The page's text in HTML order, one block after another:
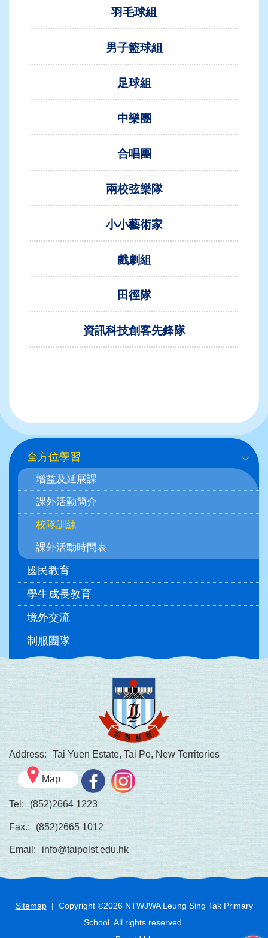
羽毛球組
男子籃球組
足球組
中樂團
合唱團
兩校弦樂隊
小小藝術家
戲劇組
田徑隊
資訊科技創客先鋒隊
Main
navigation
全方位學習
增益及延展課
課外活動簡介
校隊訓練
課外活動時間表
國民教育
學生成長教育
境外交流
制服團隊
Address: Tai Yuen Estate, Tai Po, New Territories
Map
Tel: (852)2664 1223
Fax.: (852)2665 1012
Email: info@taipolst.edu.hk
Sitemap| Copyright ©2026NTWJWA Leung Sing Tak Primary
School. All rights reserved.